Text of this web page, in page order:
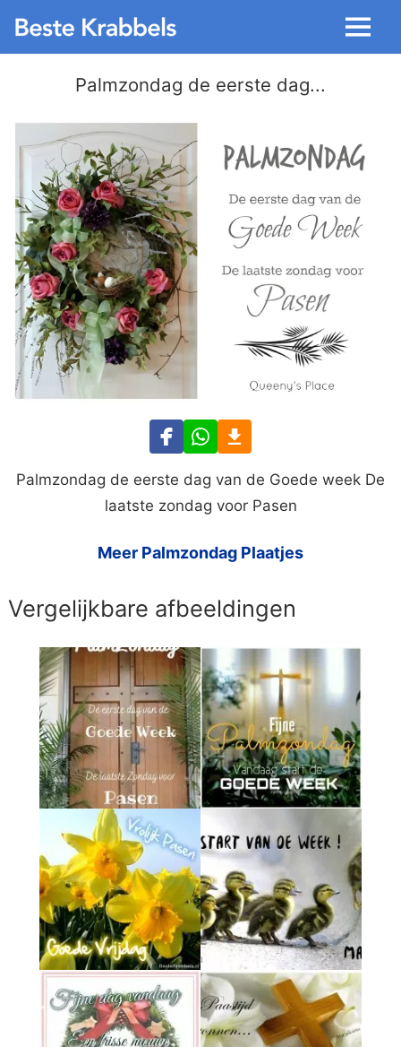
Menu
Palmzondag de eerste dag...
Palmzondag de eerste dag van de Goede week De
laatste zondag voor Pasen
Meer Palmzondag Plaatjes
Vergelijkbare afbeeldingen